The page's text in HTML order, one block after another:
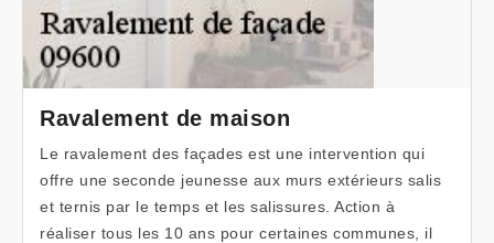
Ravalement de maison
Le ravalement des façades est une intervention qui
offre une seconde jeunesse aux murs extérieurs salis
et ternis par le temps et les salissures. Action à
réaliser tous les 10 ans pour certaines communes, il